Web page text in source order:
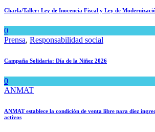
Charla/Taller: Ley de Inocencia Fiscal y Ley de
0
Prensa, Responsabilidad social
Campaña Solidaria: Día de la Niñez 2026
0
ANMAT
ANMAT establece la condición de venta libre para diez
activos